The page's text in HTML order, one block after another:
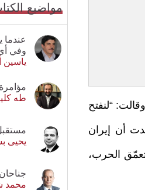
“لنفتح
أن إيران
تعمّق الحرب،
مواضيع
عندما
وفي
ياسين
طه
يحيى
محمد